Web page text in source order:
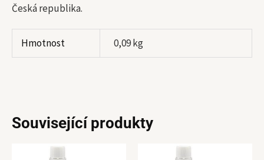
Česká republika.
Hmotnost 0,09 kg
Související produkty